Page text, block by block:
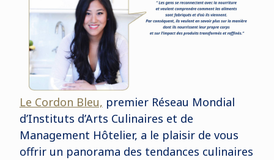
Le Cordon Bleu, premier Réseau Mondial
d’Instituts d’Arts Culinaires et de
Management Hôtelier, a le plaisir de vous
offrir un panorama des tendances culinaires